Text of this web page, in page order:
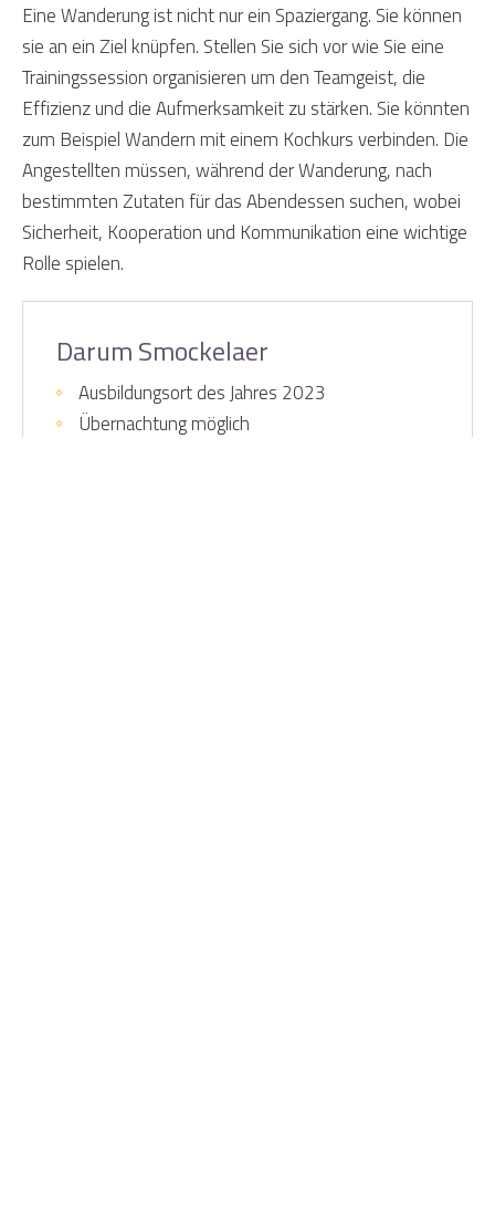
Eine Wanderung ist nicht nur ein Spaziergang. Sie können
sie an ein Ziel knüpfen. Stellen Sie sich vor wie Sie eine
Trainingssession organisieren um den Teamgeist, die
Effizienz und die Aufmerksamkeit zu stärken. Sie könnten
zum Beispiel Wandern mit einem Kochkurs verbinden. Die
Angestellten müssen, während der Wanderung, nach
bestimmten Zutaten für das Abendessen suchen, wobei
Sicherheit, Kooperation und Kommunikation eine wichtige
Rolle spielen.
Darum Smockelaer
Ausbildungsort des Jahres 2023
Übernachtung möglich